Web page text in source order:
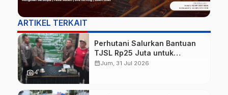
ARTIKEL TERKAIT
photo_camera4
Perhutani Salurkan Bantuan
TJSL Rp25 Juta untuk
Perbaikan Jalan Warga
calendar_monthJum, 31 Jul 2026